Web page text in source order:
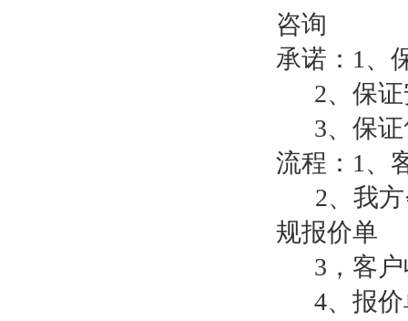
咨询
承诺：1、
2、保证
3、保证
流程：1、
2、我方
规报价单
3，客户
4、报价